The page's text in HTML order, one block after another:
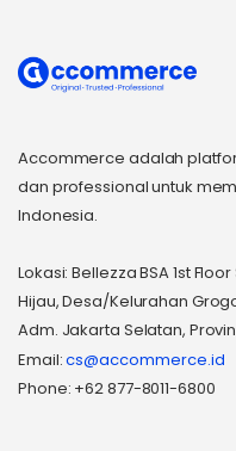
Accommerce adalah
dan professional untuk
Indonesia.
Lokasi: Bellezza BSA 1st
Hijau, Desa/Kelurahan
Adm. Jakarta Selatan,
Email:cs@accommerce.id
Phone: +62 877-8011-6800